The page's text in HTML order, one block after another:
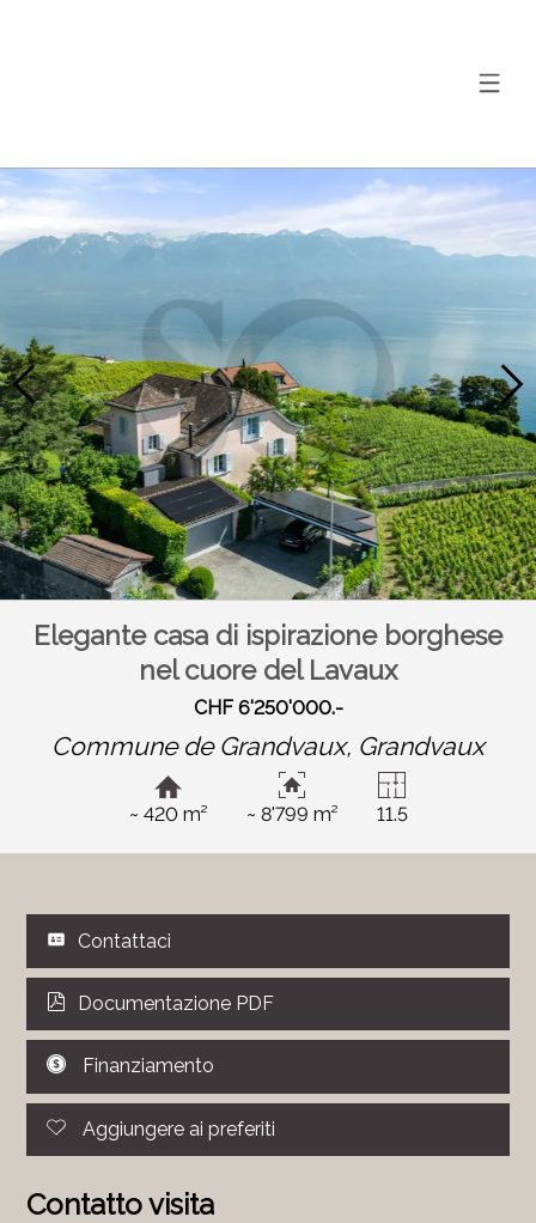
Elegante casa di ispirazione borghese
nel cuore del Lavaux
CHF 6'250'000.-
Commune de Grandvaux, Grandvaux
~ 420 m² ~ 8'799 m² 11.5
Contattaci
Documentazione PDF
Finanziamento
Aggiungere ai preferiti
Contatto visita